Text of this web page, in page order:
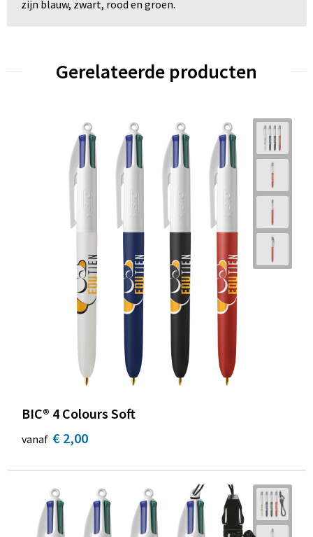
zijn blauw, zwart, rood en groen.
Gerelateerde producten
BIC® 4 Colours Soft
vanaf € 2,00